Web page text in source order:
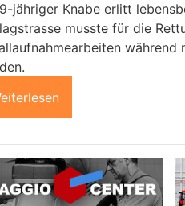
Kollision zwischen
Motorrad sind am
mehrere Personen
jähriger Knabe erlitt
musste für die
während